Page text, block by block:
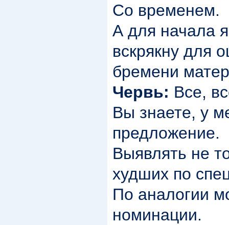
Со временем.
А для начала
вскрякну для
бремени
Червь: Все,
Вы знаете, у
предложение.
Выявлять не
худших по
По аналогии
номинации.